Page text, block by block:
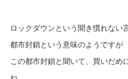
ロックダウンという聞き慣れない
都市封鎖という意味のようですが
この都市封鎖と聞いて、買いだめ